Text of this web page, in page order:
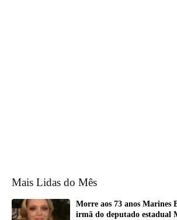
Mais Lidas do Mês
Morre aos 73 anos Marines
irmã do deputado estadual